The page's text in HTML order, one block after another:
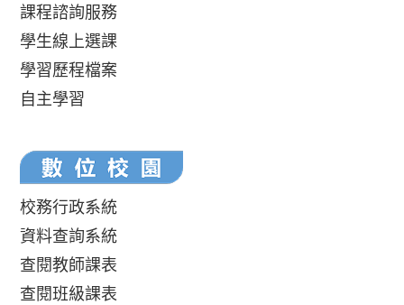
課程諮詢服務
學生線上選課
學習歷程檔案
自主學習
校務行政系統
資料查詢系統
查閱教師課表
查閱班級課表